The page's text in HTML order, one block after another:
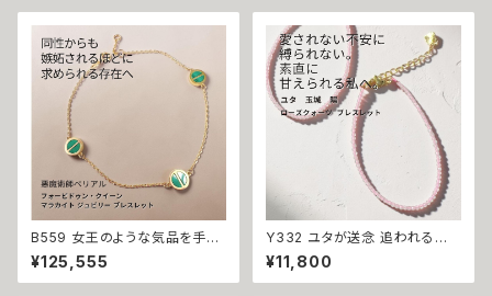
力 魔力 魔術 白魔術 開運 強運
本物 パワーストーン お守り 強
力 ピンク 花
B559 女王のような気品を手に
する フォービドゥン・クイーン L
OVE マラカイト ジュビリー ブレ
スレット K10 女王の恋愛魔術
¥125,555
Y332 ユタが送念 追われる恋
へ 愛されない不安から解放され
る ローズクォーツ パワーストー
ン ブレスレット 天然石 御守り
¥11,800